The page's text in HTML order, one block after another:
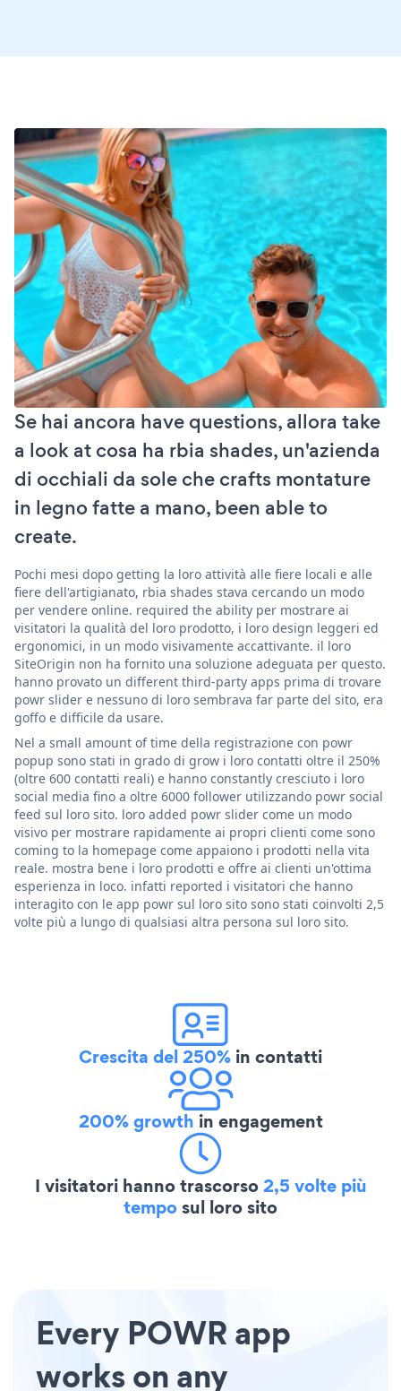
Se hai ancora have questions, allora take
a look at cosa ha rbia shades, un'azienda
di occhiali da sole che crafts montature
in legno fatte a mano, been able to
create.
Pochi mesi dopo getting la loro attività alle fiere locali e alle
fiere dell'artigianato, rbia shades stava cercando un modo
per vendere online. required the ability per mostrare ai
visitatori la qualità del loro prodotto, i loro design leggeri ed
ergonomici, in un modo visivamente accattivante. il loro
SiteOrigin non ha fornito una soluzione adeguata per questo.
hanno provato un different third-party apps prima di trovare
powr slider e nessuno di loro sembrava far parte del sito, era
goffo e difficile da usare.
Nel a small amount of time della registrazione con powr
popup sono stati in grado di grow i loro contatti oltre il 250%
(oltre 600 contatti reali) e hanno constantly cresciuto i loro
social media fino a oltre 6000 follower utilizzando powr social
feed sul loro sito. loro added powr slider come un modo
visivo per mostrare rapidamente ai propri clienti come sono
coming to la homepage come appaiono i prodotti nella vita
reale. mostra bene i loro prodotti e offre ai clienti un'ottima
esperienza in loco. infatti reported i visitatori che hanno
interagito con le app powr sul loro sito sono stati coinvolti 2,5
volte più a lungo di qualsiasi altra persona sul loro sito.
Crescita del 250% in contatti
200% growth in engagement
I visitatori hanno trascorso2,5 volte più
temposul loro sito
Every POWR app
works on any